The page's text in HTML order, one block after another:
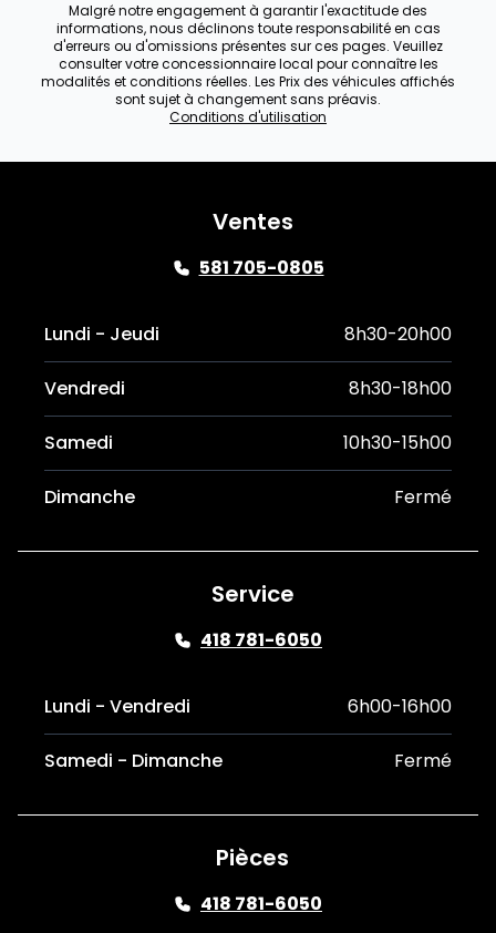
Malgré notre engagement à garantir l'exactitude des
informations, nous déclinons toute responsabilité en cas
d'erreurs ou d'omissions présentes sur ces pages. Veuillez
consulter votre concessionnaire local pour connaître les
modalités et conditions réelles. Les Prix des véhicules affichés
sont sujet à changement sans préavis.
Conditions d'utilisation
Ventes
581 705-0805
Lundi - Jeudi 8h30-20h00
Vendredi 8h30-18h00
Samedi 10h30-15h00
Dimanche Fermé
Service
418 781-6050
Lundi - Vendredi 6h00-16h00
Samedi - Dimanche Fermé
Pièces
418 781-6050